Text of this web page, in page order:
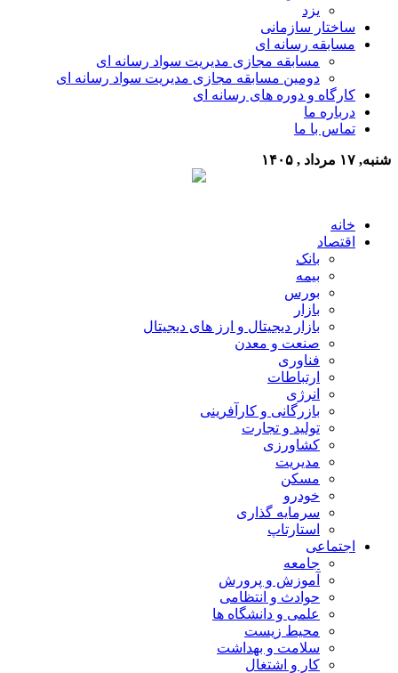
یزد
ساختار سازمانی
مسابقه رسانه ای
مسابقه مجازی مدیریت سواد رسانه ای
دومین مسابقه مجازی مدیریت سواد رسانه ای
کارگاه و دوره های رسانه ای
درباره ما
تماس با ما
شنبه, ۱۷ مرداد , ۱۴۰۵
خانه
اقتصاد
بانک
بیمه
بورس
بازار
بازار دیجیتال و ارز های دیجیتال
صنعت و معدن
فناوری
ارتباطات
انرژی
بازرگانی و کارآفرینی
تولید و تجارت
کشاورزی
مدیریت
مسکن
خودرو
سرمایه گذاری
استارتاپ
اجتماعی
جامعه
آموزش و پرورش
حوادث و انتظامی
علمی و دانشگاه ها
محیط زیست
سلامت و بهداشت
کار و اشتغال